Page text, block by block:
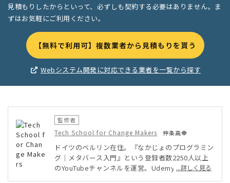
見積もりしたからといって、必ずしも契約する必要はありません。ま
ずはお気軽にご利用ください。
【無料で利用可】複数業者から見積もりを貰う
Webシステム開発に対応できる業者を一覧から探す
監修者
Tech School for Change Makers 仲条高幸
ドイツのベルリン在住。『なかじょのプログラミン
グ｜メタバース入門』という登録者数2250人以上
のYouTubeチャンネルを運営。Udemy講師として
...詳しく見る